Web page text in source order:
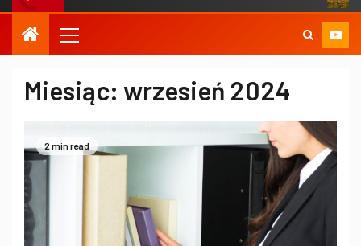
Miesiąc: wrzesień 2024
2 min read